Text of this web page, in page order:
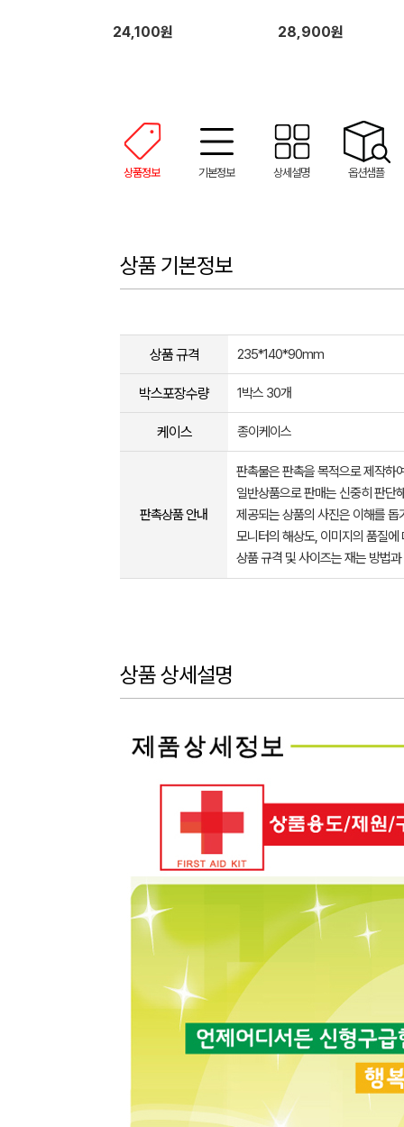
24,100원 28,900원
상품정보 기본정보 상세설명 옵션샘플
상품 기본정보
상품 규격 235*140*90mm
박스포장수량 1박스 30개
케이스 종이케이스
판촉상품 안내
판촉물은 판촉을 목적으로 제작하
일반상품으로 판매는 신중히 판단
제공되는 상품의 사진은 이해를
모니터의 해상도, 이미지의 품질
상품 규격 및 사이즈는 재는 방법
상품 상세설명